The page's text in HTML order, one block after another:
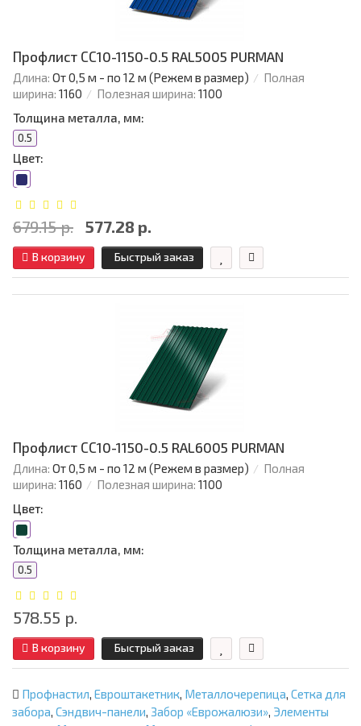
Профлист СС10-1150-0.5 RAL5005 PURMAN
Длина: От 0,5 м - по 12 м (Режем в размер)
Полная
ширина: 1160 Полезная ширина: 1100
Толщина металла, мм:
0.5
Цвет:
679.15 р. 577.28 р.
В корзину Быстрый заказ
Профлист СС10-1150-0.5 RAL6005 PURMAN
Длина: От 0,5 м - по 12 м (Режем в размер)
Полная
ширина: 1160 Полезная ширина: 1100
Цвет:
Толщина металла, мм:
0.5
578.55 р.
В корзину Быстрый заказ
Профнастил, Евроштакетник, Металлочерепица, Сетка для
забора, Сэндвич-панели, Забор «Еврожалюзи», Элементы